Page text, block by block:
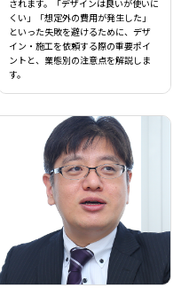
されます。「デザインは良いが使いに
くい」「想定外の費用が発生した」
といった失敗を避けるために、デザ
イン・施工を依頼する際の重要ポイ
ントと、業態別の注意点を解説しま
す。